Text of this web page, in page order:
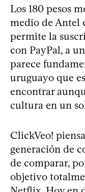
Los 180 pesos
medio de Antel
permite la
con PayPal, a
parece
uruguayo que
encontrar
cultura en un
ClickVeo!
generación de
de comparar,
objetivo